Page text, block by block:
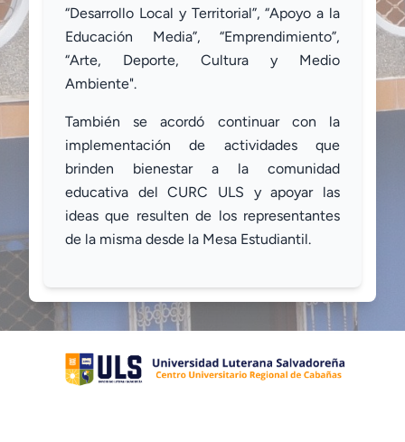
“Desarrollo Local y Territorial”, “Apoyo a la
Educación Media”, “Emprendimiento”,
“Arte, Deporte, Cultura y Medio
Ambiente".
También se acordó continuar con la
implementación de actividades que
brinden bienestar a la comunidad
educativa del CURC ULS y apoyar las
ideas que resulten de los representantes
de la misma desde la Mesa Estudiantil.